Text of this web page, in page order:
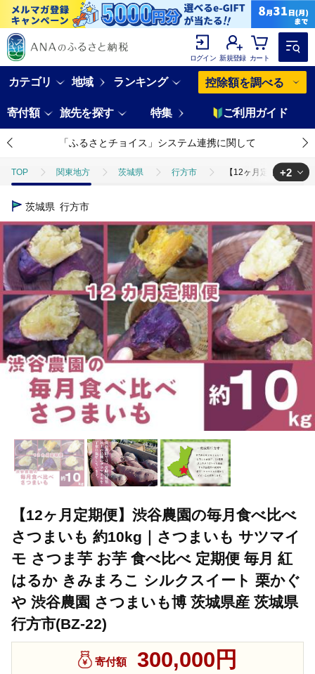
ログイン 新規登録 カート
カテゴリ 地域 ランキング 控除額を調べる
寄付額 旅先を探す 特集 ご利用ガイド
「ふるさとチョイス」システム連携に関して
TOP 関東地方 茨城県 行方市 【12ヶ月定期便】渋
TOP
TOP 野菜 さつまいも 【12ヶ月定期便】渋谷農園の毎月食
+2
茨城県 行方市
【12ヶ月定期便】渋谷農園の毎月食べ比べ
さつまいも 約10kg｜さつまいも サツマイ
モ さつま芋 お芋 食べ比べ 定期便 毎月 紅
はるか きみまろこ シルクスイート 栗かぐ
や 渋谷農園 さつまいも博 茨城県産 茨城県
行方市(BZ-22)
寄付額 300,000円